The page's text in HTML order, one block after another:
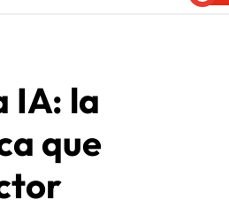
IA: la
que